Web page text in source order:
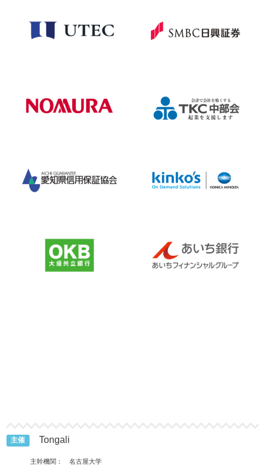
主催 Tongali
主幹機関： 名古屋大学